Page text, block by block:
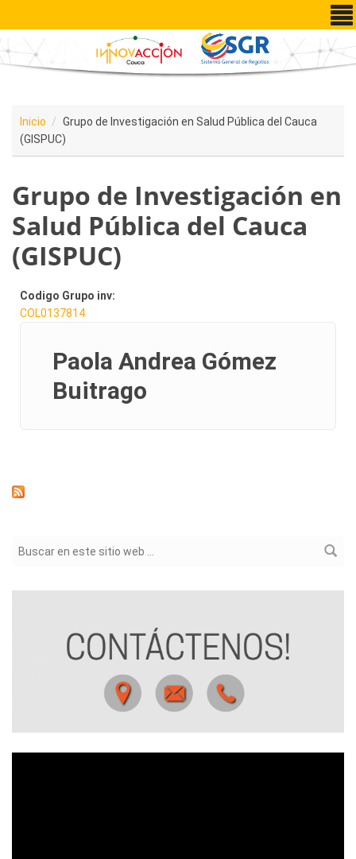
Pasar al contenido principal
Inicio
Grupo de Investigación en Salud Pública del Cauca
(GISPUC)
Grupo de Investigación en
Salud Pública del Cauca
(GISPUC)
Codigo Grupo inv:
COL0137814
Paola Andrea Gómez
Buitrago
Formulario de búsqueda